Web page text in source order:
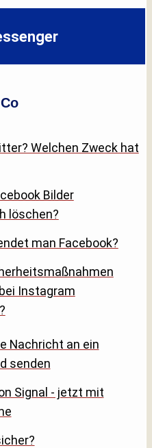
Welchen Zweck hat
Bilder
löschen?
man Facebook?
Instagram
Nachricht an ein
senden
Signal - jetzt mit